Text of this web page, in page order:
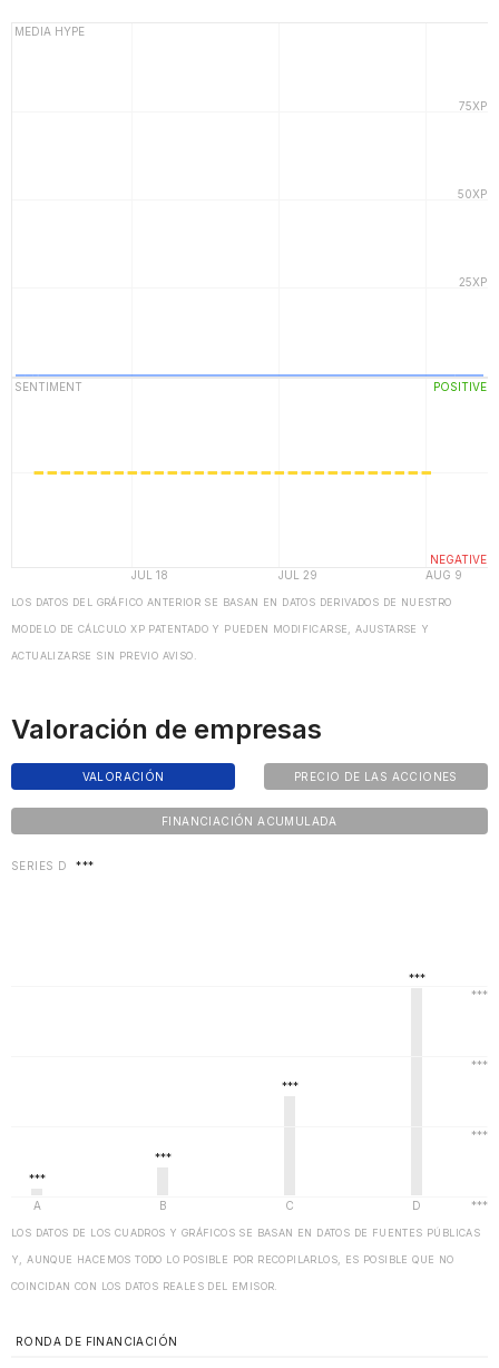
LOS DATOS DEL GRÁFICO ANTERIOR SE BASAN EN DATOS DERIVADOS DE NUESTRO
MODELO DE CÁLCULO XP PATENTADO Y PUEDEN MODIFICARSE, AJUSTARSE Y
ACTUALIZARSE SIN PREVIO AVISO.
Valoración de empresas
VALORACIÓN PRECIO DE LAS ACCIONES
FINANCIACIÓN ACUMULADA
SERIES D ***
LOS DATOS DE LOS CUADROS Y GRÁFICOS SE BASAN EN DATOS DE FUENTES PÚBLICAS
Y, AUNQUE HACEMOS TODO LO POSIBLE POR RECOPILARLOS, ES POSIBLE QUE NO
COINCIDAN CON LOS DATOS REALES DEL EMISOR.
RONDA DE FINANCIACIÓN